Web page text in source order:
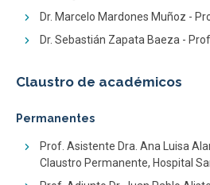
Dr. Marcelo Mardones Muñoz -
Dr. Sebastián Zapata Baeza -
Claustro de académicos
Permanentes
Prof. Asistente Dra. Ana Luisa
Claustro Permanente, Hospital